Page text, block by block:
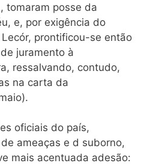
tomaram posse da
e, por exigência do
prontificou-se então
juramento à
ressalvando, contudo,
na carta da
oficiais do país,
ameaças e d suborno,
mais acentuada adesão: